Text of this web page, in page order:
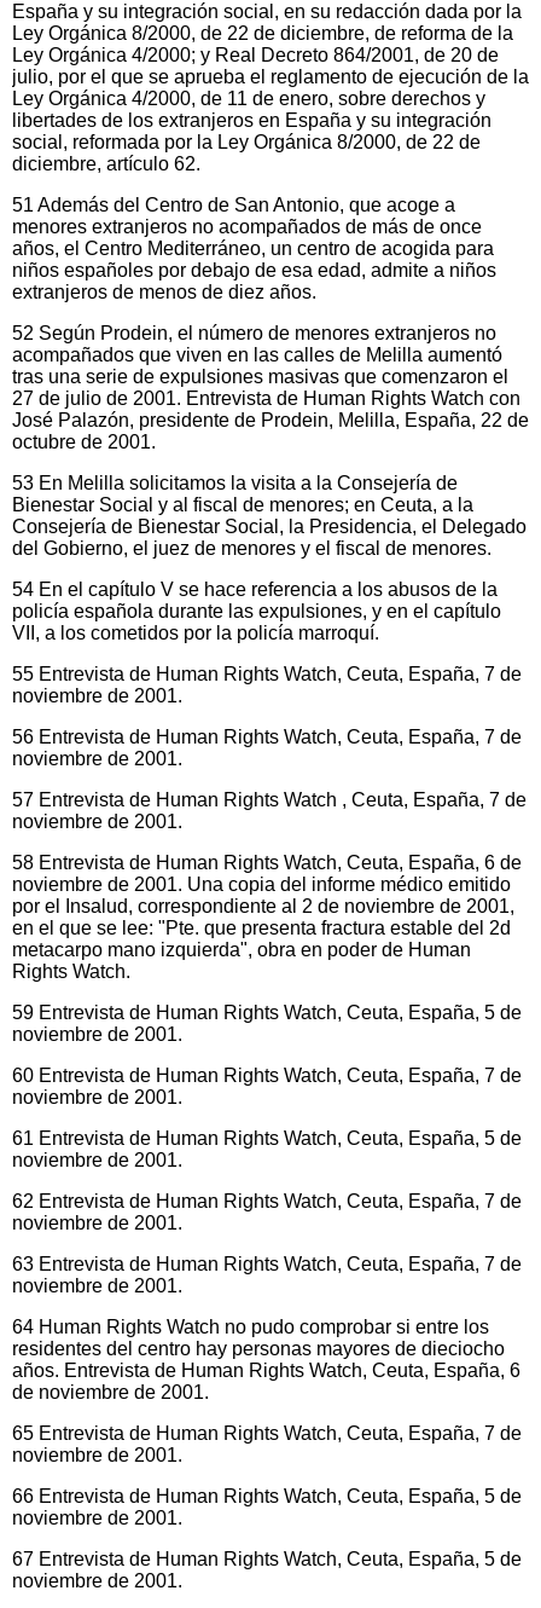
España y su integración social, en su redacción dada por la
Ley Orgánica 8/2000, de 22 de diciembre, de reforma de la
Ley Orgánica 4/2000; y Real Decreto 864/2001, de 20 de
julio, por el que se aprueba el reglamento de ejecución de la
Ley Orgánica 4/2000, de 11 de enero, sobre derechos y
libertades de los extranjeros en España y su integración
social, reformada por la Ley Orgánica 8/2000, de 22 de
diciembre, artículo 62.
51 Además del Centro de San Antonio, que acoge a
menores extranjeros no acompañados de más de once
años, el Centro Mediterráneo, un centro de acogida para
niños españoles por debajo de esa edad, admite a niños
extranjeros de menos de diez años.
52 Según Prodein, el número de menores extranjeros no
acompañados que viven en las calles de Melilla aumentó
tras una serie de expulsiones masivas que comenzaron el
27 de julio de 2001. Entrevista de Human Rights Watch con
José Palazón, presidente de Prodein, Melilla, España, 22 de
octubre de 2001.
53 En Melilla solicitamos la visita a la Consejería de
Bienestar Social y al fiscal de menores; en Ceuta, a la
Consejería de Bienestar Social, la Presidencia, el Delegado
del Gobierno, el juez de menores y el fiscal de menores.
54 En el capítulo V se hace referencia a los abusos de la
policía española durante las expulsiones, y en el capítulo
VII, a los cometidos por la policía marroquí.
55 Entrevista de Human Rights Watch, Ceuta, España, 7 de
noviembre de 2001.
56 Entrevista de Human Rights Watch, Ceuta, España, 7 de
noviembre de 2001.
57 Entrevista de Human Rights Watch , Ceuta, España, 7 de
noviembre de 2001.
58 Entrevista de Human Rights Watch, Ceuta, España, 6 de
noviembre de 2001. Una copia del informe médico emitido
por el Insalud, correspondiente al 2 de noviembre de 2001,
en el que se lee: "Pte. que presenta fractura estable del 2d
metacarpo mano izquierda", obra en poder de Human
Rights Watch.
59 Entrevista de Human Rights Watch, Ceuta, España, 5 de
noviembre de 2001.
60 Entrevista de Human Rights Watch, Ceuta, España, 7 de
noviembre de 2001.
61 Entrevista de Human Rights Watch, Ceuta, España, 5 de
noviembre de 2001.
62 Entrevista de Human Rights Watch, Ceuta, España, 7 de
noviembre de 2001.
63 Entrevista de Human Rights Watch, Ceuta, España, 7 de
noviembre de 2001.
64 Human Rights Watch no pudo comprobar si entre los
residentes del centro hay personas mayores de dieciocho
años. Entrevista de Human Rights Watch, Ceuta, España, 6
de noviembre de 2001.
65 Entrevista de Human Rights Watch, Ceuta, España, 7 de
noviembre de 2001.
66 Entrevista de Human Rights Watch, Ceuta, España, 5 de
noviembre de 2001.
67 Entrevista de Human Rights Watch, Ceuta, España, 5 de
noviembre de 2001.